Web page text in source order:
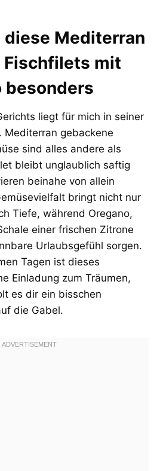
diese Mediterran
Fischfilets mit
besonders
liegt für mich in seiner
Mediterran gebackene
sind alles andere als
bleibt unglaublich saftig
beinahe von allein
bringt nicht nur
Tiefe, während Oregano,
einer frischen Zitrone
Urlaubsgefühl sorgen.
Tagen ist dieses
Einladung zum Träumen,
es dir ein bisschen
die Gabel.